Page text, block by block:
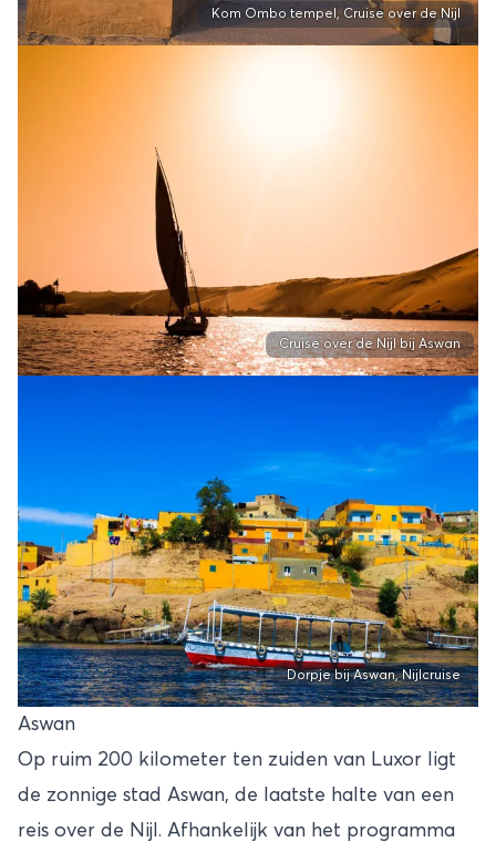
Kom Ombo tempel, Cruise over de Nijl
Cruise over de Nijl bij Aswan
Dorpje bij Aswan, Nijlcruise
Aswan
Op ruim 200 kilometer ten zuiden van Luxor ligt
de zonnige stad Aswan, de laatste halte van een
reis over de Nijl. Afhankelijk van het programma